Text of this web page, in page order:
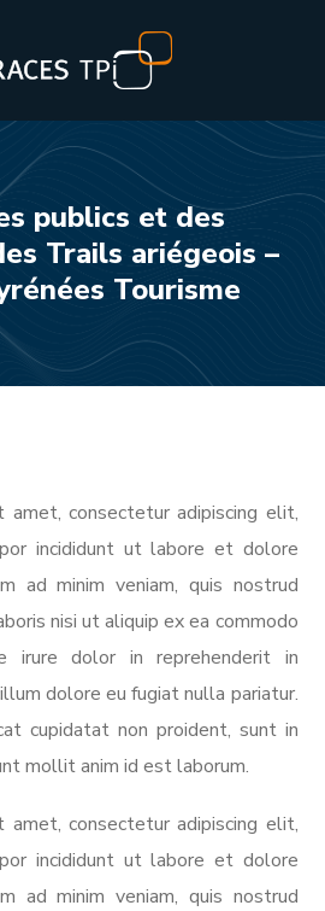
publics et des
Trails ariégeois –
Tourisme
consectetur adipiscing elit,
incididunt ut labore et dolore
ad minim veniam, quis nostrud
nisi ut aliquip ex ea commodo
irure dolor in reprehenderit in
dolore eu fugiat nulla pariatur.
cupidatat non proident, sunt in
mollit anim id est laborum.
consectetur adipiscing elit,
incididunt ut labore et dolore
ad minim veniam, quis nostrud